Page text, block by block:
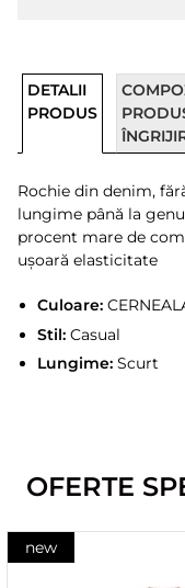
DETALII
PRODUS
Rochie din denim,
lungime până la
procent mare de
ușoară elasticitate
Culoare:
Stil:Casual
Lungime:Scurt
OFERTE
new